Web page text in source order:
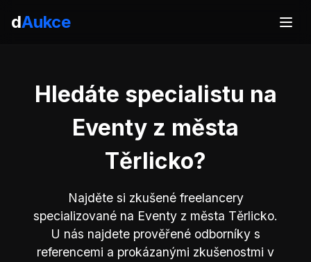
dAukce
Hledáte specialistu na
Eventy z města
Těrlicko?
Najděte si zkušené freelancery
specializované na Eventy z města Těrlicko.
U nás najdete prověřené odborníky s
referencemi a prokázanými zkušenostmi v